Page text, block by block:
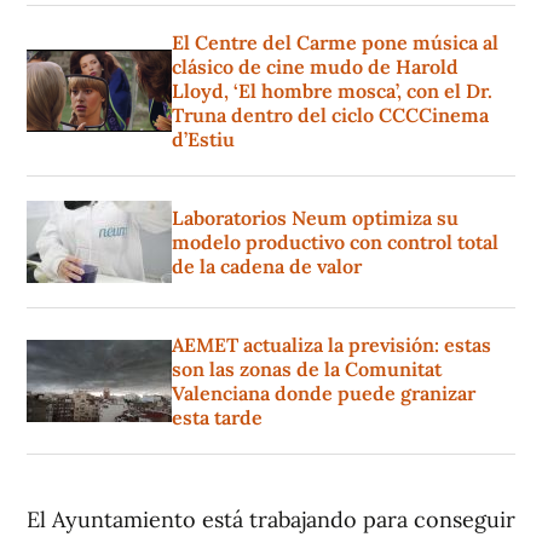
El Centre del Carme pone música al
clásico de cine mudo de Harold
Lloyd, ‘El hombre mosca’, con el Dr.
Truna dentro del ciclo CCCCinema
d’Estiu
Laboratorios Neum optimiza su
modelo productivo con control total
de la cadena de valor
AEMET actualiza la previsión: estas
son las zonas de la Comunitat
Valenciana donde puede granizar
esta tarde
El Ayuntamiento está trabajando para conseguir